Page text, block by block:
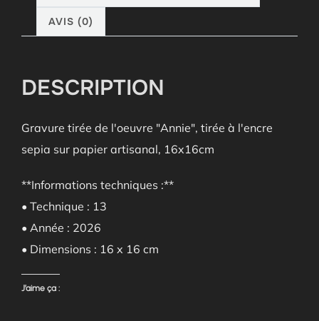
AVIS (0)
DESCRIPTION
Gravure tirée de l'oeuvre "Annie", tirée à l'encre
sepia sur papier artisanal, 16x16cm
**Informations techniques :**
• Technique : 13
• Année : 2026
• Dimensions : 16 x 16 cm
J’aime ça :